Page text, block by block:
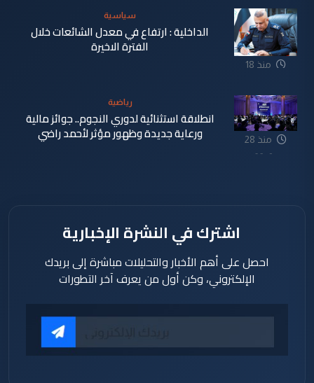
منذ 18
سياسية
الداخلية : ارتفاع في معدل الشائعات خلال
الفترة الاخيرة
منذ 28
دقيقة
رياضية
انطلاقة استثنائية لدوري النجوم.. جوائز مالية
ورعاية جديدة وظهور مؤثر لأحمد راضي
اشترك في النشرة الإخبارية
احصل على أهم الأخبار والتحليلات مباشرة إلى بريدك
الإلكتروني، وكن أول من يعرف آخر التطورات